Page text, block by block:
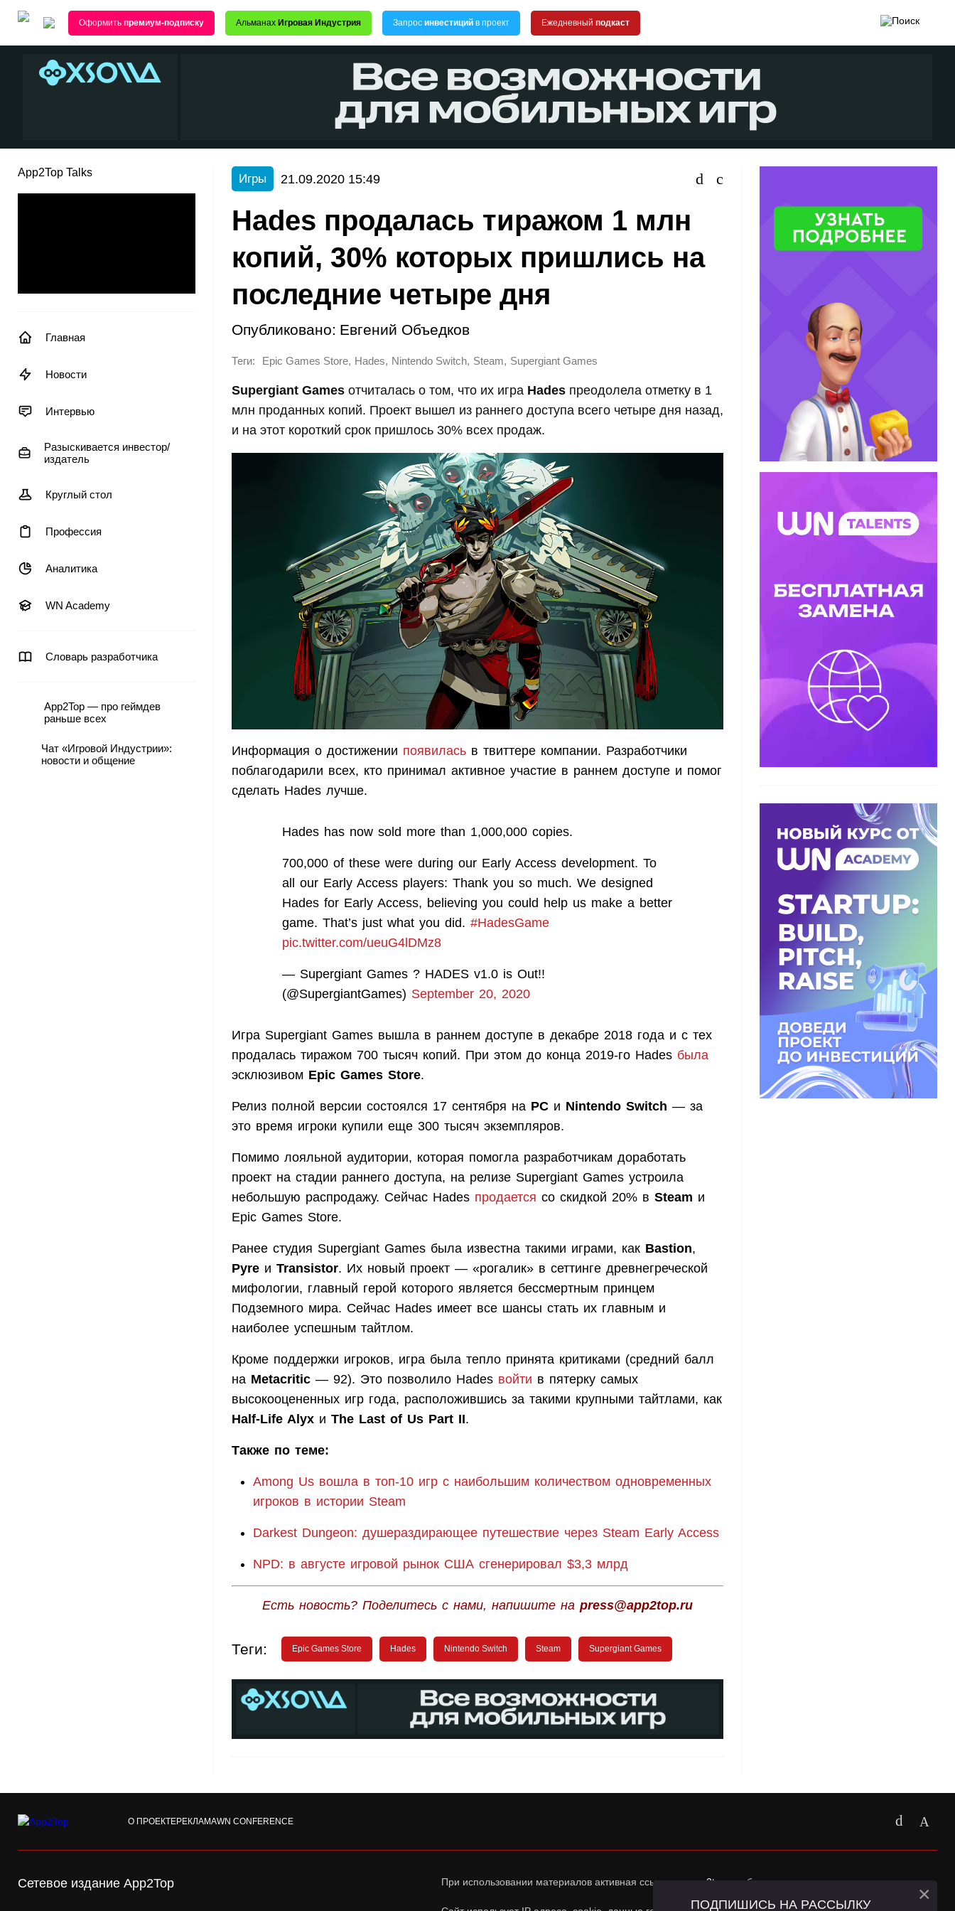
Оформить премиум-подписку Альманах Игровая Индустрия Запрос инвестиций в проект Ежедневный подкаст
App2Top Talks
Главная
Новости
Интервью
Разыскивается инвестор/
издатель
Круглый стол
Профессия
Аналитика
WN Academy
Словарь разработчика
App2Top — про геймдев
раньше всех
Чат «Игровой Индустрии»:
новости и общение
Игры 21.09.2020 15:49
Hades продалась тиражом 1 млн
копий, 30% которых пришлись на
последние четыре дня
Опубликовано: Евгений Объедков
Теги: Epic Games Store, Hades, Nintendo Switch, Steam, Supergiant Games
Supergiant Games отчиталась о том, что их игра Hades преодолела отметку в 1
млн проданных копий. Проект вышел из раннего доступа всего четыре дня назад,
и на этот короткий срок пришлось 30% всех продаж.
Информация о достижении появилась в твиттере компании. Разработчики
поблагодарили всех, кто принимал активное участие в раннем доступе и помог
сделать Hades лучше.
Hades has now sold more than 1,000,000 copies.
700,000 of these were during our Early Access development. To
all our Early Access players: Thank you so much. We designed
Hades for Early Access, believing you could help us make a better
game. That’s just what you did. #HadesGame
pic.twitter.com/ueuG4lDMz8
— Supergiant Games ? HADES v1.0 is Out!!
(@SupergiantGames) September 20, 2020
Игра Supergiant Games вышла в раннем доступе в декабре 2018 года и с тех
продалась тиражом 700 тысяч копий. При этом до конца 2019-го Hades была
эсклюзивом Epic Games Store.
Релиз полной версии состоялся 17 сентября на PC и Nintendo Switch — за
это время игроки купили еще 300 тысяч экземпляров.
Помимо лояльной аудитории, которая помогла разработчикам доработать
проект на стадии раннего доступа, на релизе Supergiant Games устроила
небольшую распродажу. Сейчас Hades продается со скидкой 20% в Steam и
Epic Games Store.
Ранее студия Supergiant Games была известна такими играми, как Bastion,
Pyre и Transistor. Их новый проект — «рогалик» в сеттинге древнегреческой
мифологии, главный герой которого является бессмертным принцем
Подземного мира. Сейчас Hades имеет все шансы стать их главным и
наиболее успешным тайтлом.
Кроме поддержки игроков, игра была тепло принята критиками (средний балл
на Metacritic — 92). Это позволило Hades войти в пятерку самых
высокооцененных игр года, расположившись за такими крупными тайтлами, как
Half-Life Alyx и The Last of Us Part II.
Также по теме:
Among Us вошла в топ-10 игр с наибольшим количеством одновременных
игроков в истории Steam
Darkest Dungeon: душераздирающее путешествие через Steam Early Access
NPD: в августе игровой рынок США сгенерировал $3,3 млрд
Есть новость? Поделитесь с нами, напишите на press@app2top.ru
Теги: Epic Games Store Hades Nintendo Switch Steam Supergiant Games
О ПРОЕКТЕРЕКЛАМАWN CONFERENCE
Сетевое издание App2Top При использовании материалов активная ссылка наapp2top.ruобязательна.
ПОДПИШИСЬ НА РАССЫЛКУ ×